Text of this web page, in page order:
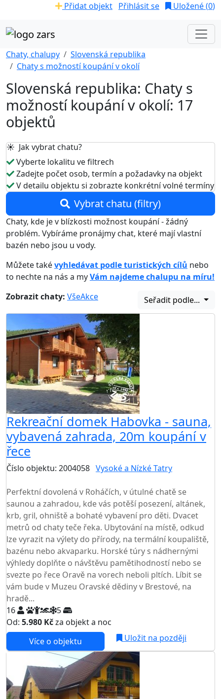
Přidat objekt Přihlásit se Uložené (0)
Chaty, chalupy
Slovenská republika
Chaty s možností koupání v okolí
Slovenská republika: Chaty s
možností koupání v okolí: 17
objektů
☀️ Jak vybrat chatu?
Vyberte lokalitu ve filtrech
Zadejte počet osob, termín a požadavky na objekt
V detailu objektu si zobrazte konkrétní volné termíny
Vybrat chatu (filtry)
Chaty, kde je v blízkosti možnost koupání - žádný
problém. Vybíráme pronájmy chat, které mají vlastní
bazén nebo jsou u vody.
Můžete takévyhledávat podle turistických cílů nebo
to nechte na nás a myVám najdeme chalupu na míru!
Zobrazit chaty: VšeAkce Seřadit podle...
Rekreační domek Habovka - sauna,
vybavená zahrada, 20m koupání v
řece
Číslo objektu: 2004058 Vysoké a Nízké Tatry
Perfektní dovolená v Roháčích, v útulné chatě se
saunou a zahradou, kde vás potěší posezení, altánek,
krb, gril, ohniště a bohaté vybavení pro děti. Dvacet
metrů od chaty teče řeka. Ubytování na místě, odkud
lze vyrazit na výlety do přírody, na termální koupaliště,
bazénu nebo akvaparku. Horské túry s nádhernými
výhledy doplňte o návštěvu pamětihodností nebo se
svezte po řece Oravě na vorech neboli pltích. Líbit se
vám bude v Muzeu Oravské dědiny v Brestové, na
hradě...
16
5
Od: 5.980 Kčza objekt a noc
Více o objektu Uložit na později